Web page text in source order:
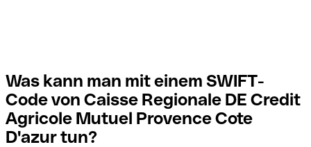
Was kann man mit einem SWIFT-
Code von Caisse Regionale DE Credit
Agricole Mutuel Provence Cote
D'azur tun?